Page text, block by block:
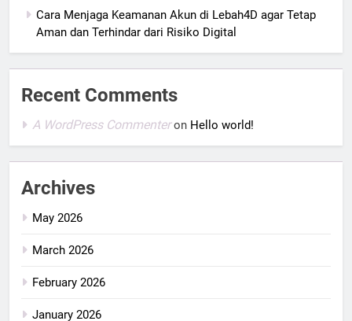
Cara Menjaga Keamanan Akun di Lebah4D agar Tetap
Aman dan Terhindar dari Risiko Digital
Recent Comments
A WordPress Commenteron Hello world!
Archives
May 2026
March 2026
February 2026
January 2026